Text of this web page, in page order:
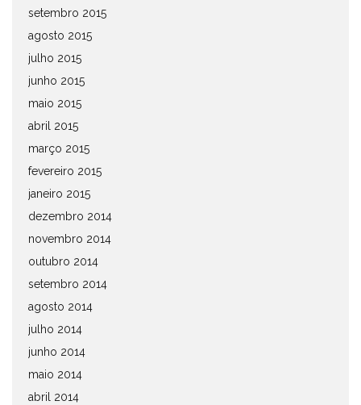
setembro 2015
agosto 2015
julho 2015
junho 2015
maio 2015
abril 2015
março 2015
fevereiro 2015
janeiro 2015
dezembro 2014
novembro 2014
outubro 2014
setembro 2014
agosto 2014
julho 2014
junho 2014
maio 2014
abril 2014